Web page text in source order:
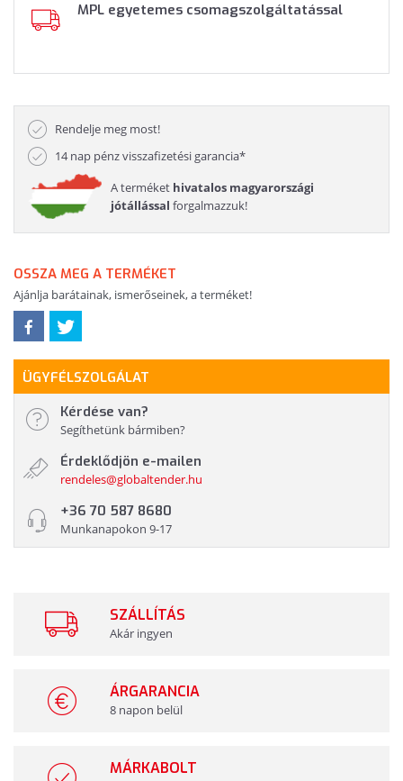
MPL egyetemes csomagszolgáltatással
Rendelje meg most!
14 nap pénz visszafizetési garancia*
A terméket hivatalos magyarországi
jótállással forgalmazzuk!
OSSZA MEG A TERMÉKET
Ajánlja barátainak, ismerőseinek, a terméket!
ÜGYFÉLSZOLGÁLAT
Kérdése van?
Segíthetünk bármiben?
Érdeklődjön e-mailen
rendeles@globaltender.hu
+36 70 587 8680
Munkanapokon 9-17
SZÁLLÍTÁS
Akár ingyen
ÁRGARANCIA
8 napon belül
MÁRKABOLT